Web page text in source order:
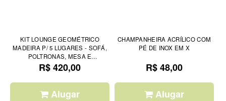
KIT LOUNGE GEOMÉTRICO
MADEIRA P/ 5 LUGARES - SOFÁ,
POLTRONAS, MESA E
ALMOFADAS
R$ 420,00
Alugar
CHAMPANHEIRA ACRÍLICO COM
PÉ DE INOX EM X
R$ 48,00
Alugar